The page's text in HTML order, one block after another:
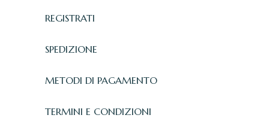
REGISTRATI
SPEDIZIONE
METODI DI PAGAMENTO
TERMINI E CONDIZIONI